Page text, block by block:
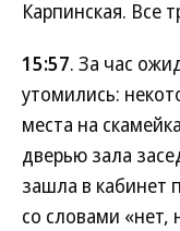
Карпинская. Все
15:57. За час
утомились:
места на
дверью зала
зашла в кабинет
со словами «нет,